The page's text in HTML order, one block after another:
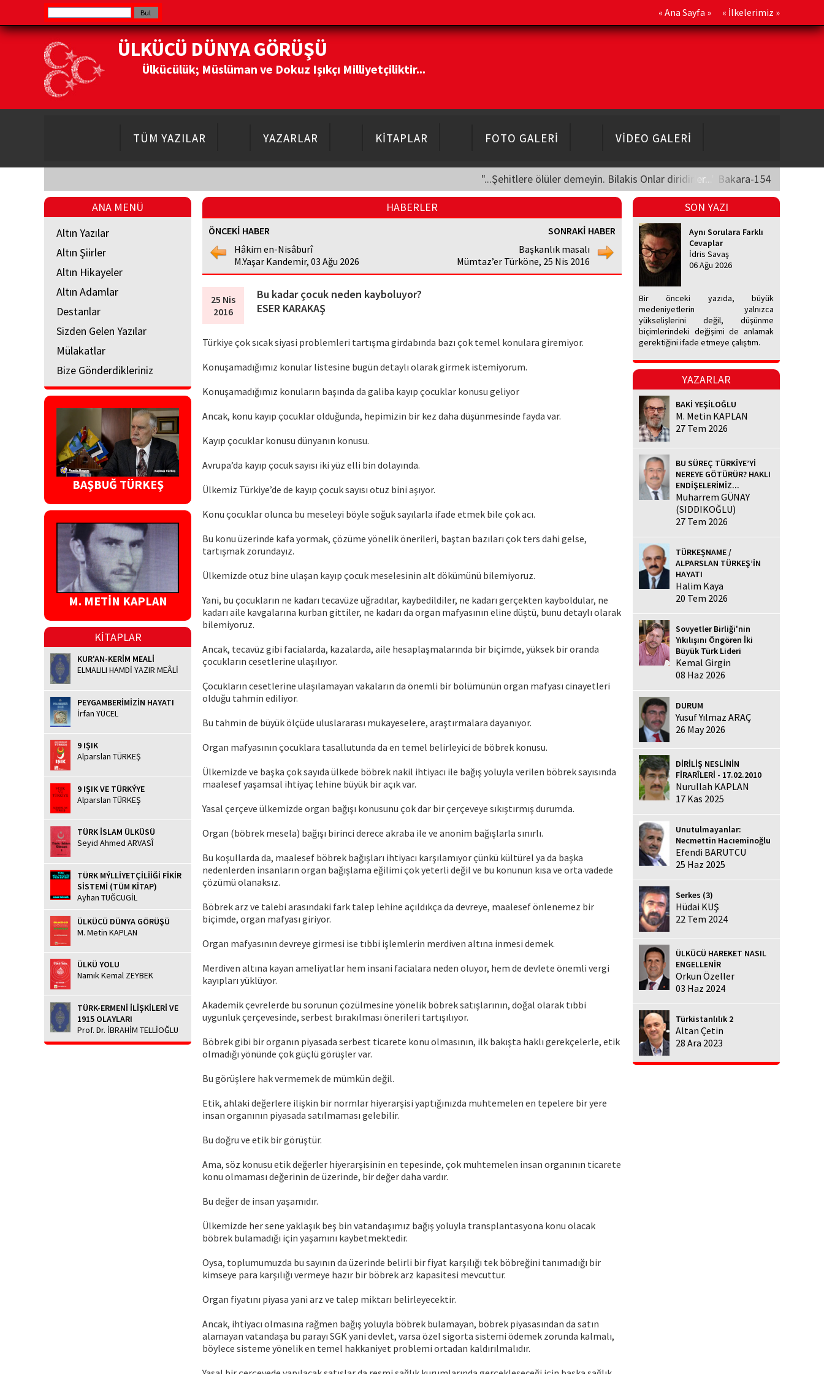
« Ana Sayfa » « İlkelerimiz »
ÜLKÜCÜ DÜNYA GÖRÜŞÜ
Ülkücülük; Müslüman ve Dokuz Işıkçı Milliyetçiliktir...
TÜM YAZILAR YAZARLAR KİTAPLAR FOTO GALERİ VİDEO GALERİ
"...Şehitlere ölüler demeyin. Bilakis Onlar diridirler..." Bakara-154
ANA MENÜ
Altın Yazılar
Altın Şiirler
Altın Hikayeler
Altın Adamlar
Destanlar
Sizden Gelen Yazılar
Mülakatlar
Bize Gönderdikleriniz
BAŞBUĞ TÜRKEŞ
M. METİN KAPLAN
KİTAPLAR
KUR'AN-KERİM MEALİ
ELMALILI HAMDİ YAZIR MEÂLİ
PEYGAMBERİMİZİN HAYATI
İrfan YÜCEL
9 IŞIK
Alparslan TÜRKEŞ
9 IŞIK VE TÜRKÝYE
Alparslan TÜRKEŞ
TÜRK İSLAM ÜLKÜSÜ
Seyid Ahmed ARVASÎ
TÜRK MÝLLİYETÇİLİİĞİ FİKİR
SİSTEMİ (TÜM KİTAP)
Ayhan TUĞCUGİL
ÜLKÜCÜ DÜNYA GÖRÜŞÜ
M. Metin KAPLAN
ÜLKÜ YOLU
Namık Kemal ZEYBEK
TÜRK-ERMENİ İLİŞKİLERİ VE
1915 OLAYLARI
Prof. Dr. İBRAHİM TELLİOĞLU
HABERLER
ÖNCEKİ HABER
Hâkim en-Nisâburî
M.Yaşar Kandemir, 03 Ağu 2026
SONRAKİ HABER
Başkanlık masalı
Mümtaz’er Türköne, 25 Nis 2016
25 Nis
2016
Bu kadar çocuk neden kayboluyor?
ESER KARAKAŞ
Türkiye çok sıcak siyasi problemleri tartışma girdabında bazı çok temel konulara giremiyor.
Konuşamadığımız konular listesine bugün detaylı olarak girmek istemiyorum.
Konuşamadığımız konuların başında da galiba kayıp çocuklar konusu geliyor
Ancak, konu kayıp çocuklar olduğunda, hepimizin bir kez daha düşünmesinde fayda var.
Kayıp çocuklar konusu dünyanın konusu.
Avrupa’da kayıp çocuk sayısı iki yüz elli bin dolayında.
Ülkemiz Türkiye’de de kayıp çocuk sayısı otuz bini aşıyor.
Konu çocuklar olunca bu meseleyi böyle soğuk sayılarla ifade etmek bile çok acı.
Bu konu üzerinde kafa yormak, çözüme yönelik önerileri, baştan bazıları çok ters dahi gelse,
tartışmak zorundayız.
Ülkemizde otuz bine ulaşan kayıp çocuk meselesinin alt dökümünü bilemiyoruz.
Yani, bu çocukların ne kadarı tecavüze uğradılar, kaybedildiler, ne kadarı gerçekten kayboldular, ne
kadarı aile kavgalarına kurban gittiler, ne kadarı da organ mafyasının eline düştü, bunu detaylı olarak
bilemiyoruz.
Ancak, tecavüz gibi facialarda, kazalarda, aile hesaplaşmalarında bir biçimde, yüksek bir oranda
çocukların cesetlerine ulaşılıyor.
Çocukların cesetlerine ulaşılamayan vakaların da önemli bir bölümünün organ mafyası cinayetleri
olduğu tahmin ediliyor.
Bu tahmin de büyük ölçüde uluslararası mukayeselere, araştırmalara dayanıyor.
Organ mafyasının çocuklara tasallutunda da en temel belirleyici de böbrek konusu.
Ülkemizde ve başka çok sayıda ülkede böbrek nakil ihtiyacı ile bağış yoluyla verilen böbrek sayısında
maalesef yaşamsal ihtiyaç lehine büyük bir açık var.
Yasal çerçeve ülkemizde organ bağışı konusunu çok dar bir çerçeveye sıkıştırmış durumda.
Organ (böbrek mesela) bağışı birinci derece akraba ile ve anonim bağışlarla sınırlı.
Bu koşullarda da, maalesef böbrek bağışları ihtiyacı karşılamıyor çünkü kültürel ya da başka
nedenlerden insanların organ bağışlama eğilimi çok yeterli değil ve bu konunun kısa ve orta vadede
çözümü olanaksız.
Böbrek arz ve talebi arasındaki fark talep lehine açıldıkça da devreye, maalesef önlenemez bir
biçimde, organ mafyası giriyor.
Organ mafyasının devreye girmesi ise tıbbi işlemlerin merdiven altına inmesi demek.
Merdiven altına kayan ameliyatlar hem insani facialara neden oluyor, hem de devlete önemli vergi
kayıpları yüklüyor.
Akademik çevrelerde bu sorunun çözülmesine yönelik böbrek satışlarının, doğal olarak tıbbi
uygunluk çerçevesinde, serbest bırakılması önerileri tartışılıyor.
Böbrek gibi bir organın piyasada serbest ticarete konu olmasının, ilk bakışta haklı gerekçelerle, etik
olmadığı yönünde çok güçlü görüşler var.
Bu görüşlere hak vermemek de mümkün değil.
Etik, ahlaki değerlere ilişkin bir normlar hiyerarşisi yaptığınızda muhtemelen en tepelere bir yere
insan organının piyasada satılmaması gelebilir.
Bu doğru ve etik bir görüştür.
Ama, söz konusu etik değerler hiyerarşisinin en tepesinde, çok muhtemelen insan organının ticarete
konu olmaması değerinin de üzerinde, bir değer daha vardır.
Bu değer de insan yaşamıdır.
Ülkemizde her sene yaklaşık beş bin vatandaşımız bağış yoluyla transplantasyona konu olacak
böbrek bulamadığı için yaşamını kaybetmektedir.
Oysa, toplumumuzda bu sayının da üzerinde belirli bir fiyat karşılığı tek böbreğini tanımadığı bir
kimseye para karşılığı vermeye hazır bir böbrek arz kapasitesi mevcuttur.
Organ fiyatını piyasa yani arz ve talep miktarı belirleyecektir.
Ancak, ihtiyacı olmasına rağmen bağış yoluyla böbrek bulamayan, böbrek piyasasından da satın
alamayan vatandaşa bu parayı SGK yani devlet, varsa özel sigorta sistemi ödemek zorunda kalmalı,
böylece sisteme yönelik en temel hakkaniyet problemi ortadan kaldırılmalıdır.
SON YAZI
Aynı Sorulara Farklı
Cevaplar
İdris Savaş
06 Ağu 2026
Bir önceki yazıda, büyük
medeniyetlerin yalnızca
yükselişlerini değil, düşünme
biçimlerindeki değişimi de anlamak
gerektiğini ifade etmeye çalıştım.
YAZARLAR
BAKİ YEŞİLOĞLU
M. Metin KAPLAN
27 Tem 2026
BU SÜREÇ TÜRKİYE’Yİ
NEREYE GÖTÜRÜR? HAKLI
ENDİŞELERİMİZ...
Muharrem GÜNAY
(SIDDIKOĞLU)
27 Tem 2026
TÜRKEŞNAME /
ALPARSLAN TÜRKEŞ’İN
HAYATI
Halim Kaya
20 Tem 2026
Sovyetler Birliği'nin
Yıkılışını Öngören İki
Büyük Türk Lideri
Kemal Girgin
08 Haz 2026
DURUM
Yusuf Yılmaz ARAÇ
26 May 2026
DİRİLİŞ NESLİNİN
FİRARÎLERİ - 17.02.2010
Nurullah KAPLAN
17 Kas 2025
Unutulmayanlar:
Necmettin Hacıeminoğlu
Efendi BARUTCU
25 Haz 2025
Serkes (3)
Hüdai KUŞ
22 Tem 2024
ÜLKÜCÜ HAREKET NASIL
ENGELLENİR
Orkun Özeller
03 Haz 2024
Türkistanlılık 2
Altan Çetin
28 Ara 2023